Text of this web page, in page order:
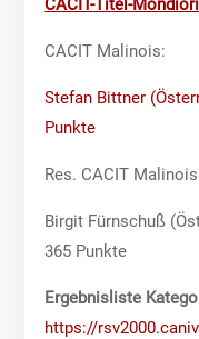
CACIT Malinois:
Stefan Bittner
Punkte
Res. CACIT
Birgit Fürnschuß
365 Punkte
Ergebnisliste
https://